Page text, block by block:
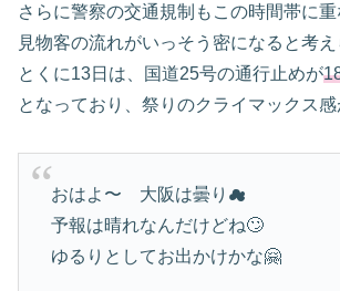
さらに警察の交通規制もこの時間帯に重
見物客の流れがいっそう密になると考え
とくに13日は、国道25号の通行止めが
となっており、祭りのクライマックス感
おはよ〜 大阪は曇り☁
予報は晴れなんだけどね🙄
ゆるりとしてお出かけかな🤗